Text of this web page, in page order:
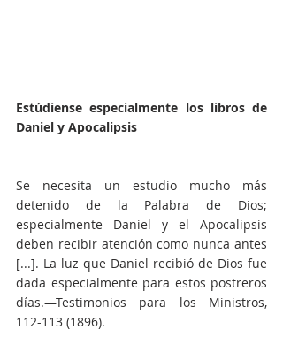
Estúdiense especialmente los libros de
Daniel y Apocalipsis
Se necesita un estudio mucho más
detenido de la Palabra de Dios;
especialmente Daniel y el Apocalipsis
deben recibir atención como nunca antes
[...]. La luz que Daniel recibió de Dios fue
dada especialmente para estos postreros
días.—Testimonios para los Ministros,
112-113 (1896).